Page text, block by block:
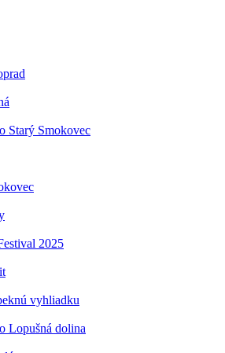
Starý Smokovec
2025
vyhliadku
Lopušná dolina